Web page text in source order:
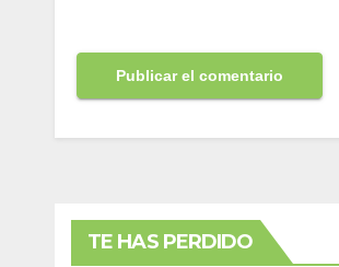
TE HAS PERDIDO